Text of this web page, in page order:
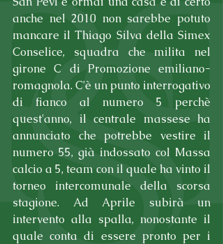
anche nel 2010 non sarebbe potuto
mancare il Thiago Silva della Simex
Conselice, squadra che milita nel
girone C di Promozione emiliano-
romagnola. C'è un punto interrogativo
di fianco al numero 5 perchè
quest'anno, il centrale massese ha
annunciato che potrebbe vestire il
numero 55, già indossato col Massa
calcio a 5, team con il quale ha vinto il
torneo intercomunale della scorsa
stagione. Ad Aprile subirà un
intervento alla spalla, nonostante il
quale conta di essere pronto per i